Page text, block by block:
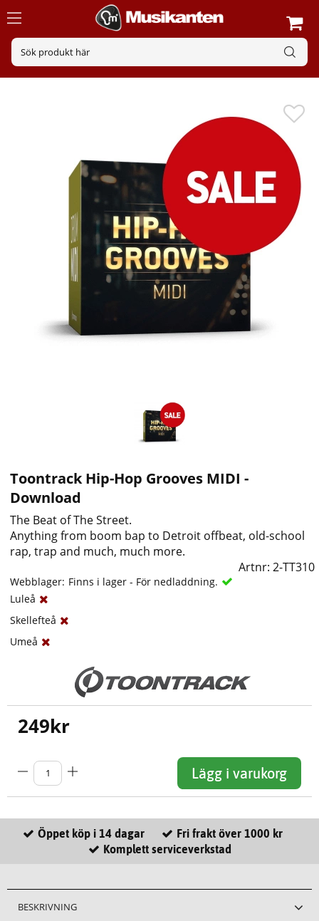
Toontrack Hip-Hop Grooves MIDI -
Download
The Beat of The Street.
Anything from boom bap to Detroit offbeat, old-school
rap, trap and much, much more.
Artnr:2-TT310
Webblager: Finns i lager - För nedladdning.
Luleå
Skellefteå
Umeå
249kr
Lägg i varukorg
Öppet köp i 14 dagar
Fri frakt över 1000 kr
Komplett serviceverkstad
BESKRIVNING